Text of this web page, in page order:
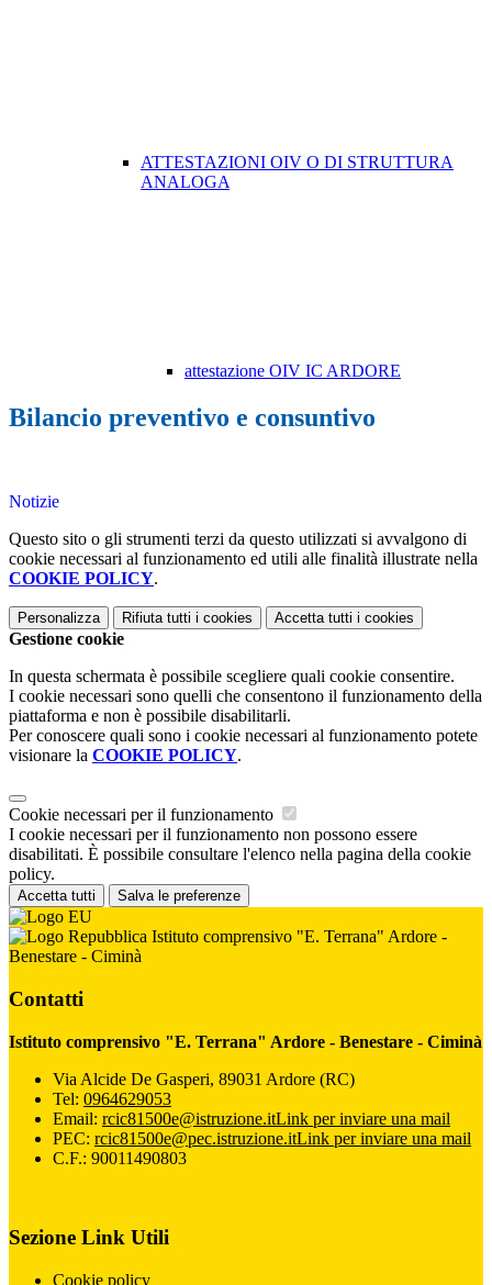
ATTESTAZIONI OIV O DI STRUTTURA
ANALOGA
attestazione OIV IC ARDORE
Bilancio preventivo e consuntivo
Notizie
Questo sito o gli strumenti terzi da questo utilizzati si avvalgono di
cookie necessari al funzionamento ed utili alle finalità illustrate nella
COOKIE POLICY.
Personalizza Rifiuta tutti i cookies Accetta tutti i cookies
Gestione cookie
In questa schermata è possibile scegliere quali cookie consentire.
I cookie necessari sono quelli che consentono il funzionamento della
piattaforma e non è possibile disabilitarli.
Per conoscere quali sono i cookie necessari al funzionamento potete
visionare la COOKIE POLICY.
Cookie necessari per il funzionamento
I cookie necessari per il funzionamento non possono essere
disabilitati. È possibile consultare l'elenco nella pagina della cookie
policy.
Accetta tutti Salva le preferenze
Istituto comprensivo "E. Terrana" Ardore -
Benestare - Ciminà
Contatti
Istituto comprensivo "E. Terrana" Ardore - Benestare - Ciminà
Via Alcide De Gasperi, 89031 Ardore (RC)
Tel: 0964629053
Email: rcic81500e@istruzione.itLink per inviare una mail
PEC: rcic81500e@pec.istruzione.itLink per inviare una mail
C.F.: 90011490803
Sezione Link Utili
Cookie policy